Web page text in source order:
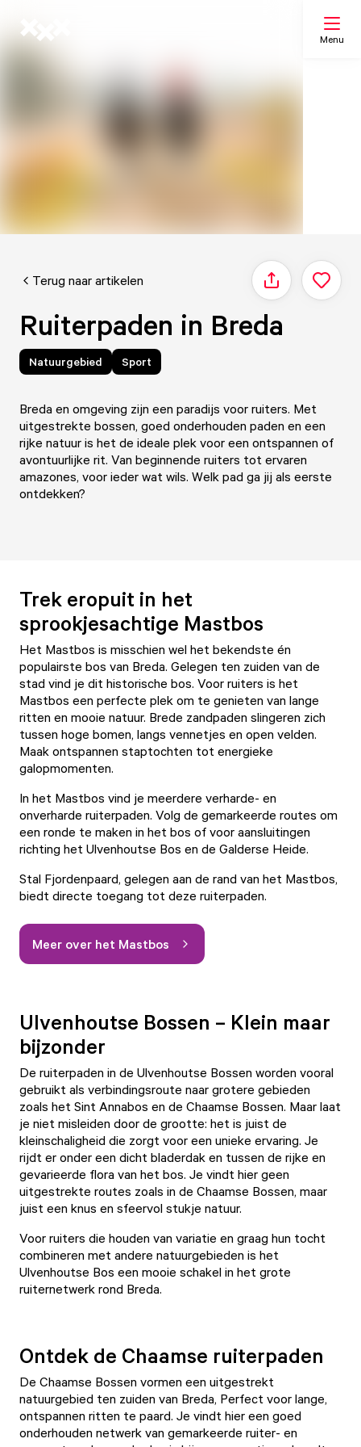
Menu
Terug naar artikelen Delen
Ruiterpaden in Breda
Natuurgebied Sport
Breda en omgeving zijn een paradijs voor ruiters. Met
uitgestrekte bossen, goed onderhouden paden en een
rijke natuur is het de ideale plek voor een ontspannen of
avontuurlijke rit. Van beginnende ruiters tot ervaren
amazones, voor ieder wat wils. Welk pad ga jij als eerste
ontdekken?
Trek eropuit in het
sprookjesachtige Mastbos
Het Mastbos is misschien wel het bekendste én
populairste bos van Breda. Gelegen ten zuiden van de
stad vind je dit historische bos. Voor ruiters is het
Mastbos een perfecte plek om te genieten van lange
ritten en mooie natuur. Brede zandpaden slingeren zich
tussen hoge bomen, langs vennetjes en open velden.
Maak ontspannen staptochten tot energieke
galopmomenten.
In het Mastbos vind je meerdere verharde- en
onverharde ruiterpaden. Volg de gemarkeerde routes om
een ronde te maken in het bos of voor aansluitingen
richting het Ulvenhoutse Bos en de Galderse Heide.
Stal Fjordenpaard, gelegen aan de rand van het Mastbos,
biedt directe toegang tot deze ruiterpaden.
Meer over het Mastbos
Ulvenhoutse Bossen – Klein maar
bijzonder
De ruiterpaden in de Ulvenhoutse Bossen worden vooral
gebruikt als verbindingsroute naar grotere gebieden
zoals het Sint Annabos en de Chaamse Bossen. Maar laat
je niet misleiden door de grootte: het is juist de
kleinschaligheid die zorgt voor een unieke ervaring. Je
rijdt er onder een dicht bladerdak en tussen de rijke en
gevarieerde flora van het bos. Je vindt hier geen
uitgestrekte routes zoals in de Chaamse Bossen, maar
juist een knus en sfeervol stukje natuur.
Voor ruiters die houden van variatie en graag hun tocht
combineren met andere natuurgebieden is het
Ulvenhoutse Bos een mooie schakel in het grote
ruiternetwerk rond Breda.
Ontdek de Chaamse ruiterpaden
De Chaamse Bossen vormen een uitgestrekt
natuurgebied ten zuiden van Breda, Perfect voor lange,
ontspannen ritten te paard. Je vindt hier een goed
onderhouden netwerk van gemarkeerde ruiter- en